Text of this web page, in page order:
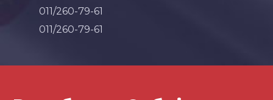
011/260-79-61
011/260-79-61